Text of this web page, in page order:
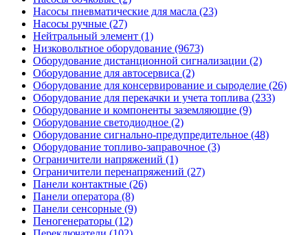
Насосы пневматические для масла (23)
Насосы ручные (27)
Нейтральный элемент (1)
Низковольтное оборудование (9673)
Оборудование дистанционной сигнализации (2)
Оборудование для автосервиса (2)
Оборудование для консервирование и сыроделие (26)
Оборудование для перекачки и учета топлива (233)
Оборудование и компоненты заземляющие (9)
Оборудование светодиодное (2)
Оборудование сигнально-предупредительное (48)
Оборудование топливо-заправочное (3)
Ограничители напряжений (1)
Ограничители перенапряжений (27)
Панели контактные (26)
Панели оператора (8)
Панели сенсорные (9)
Пеногенераторы (12)